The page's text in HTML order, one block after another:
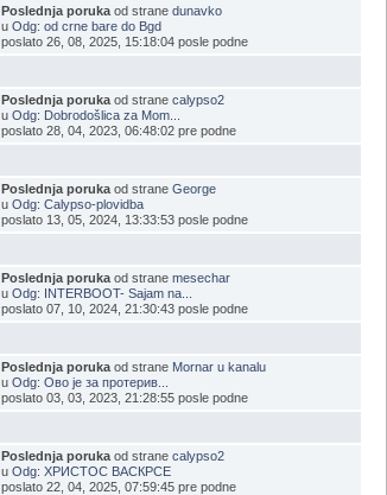
Poslednja poruka od stranedunavko
uOdg: od crne bare do Bgd
poslato 26, 08, 2025, 15:18:04 posle podne
Poslednja poruka od stranecalypso2
uOdg: Dobrodošlica za Mom...
poslato 28, 04, 2023, 06:48:02 pre podne
Poslednja poruka od straneGeorge
uOdg: Calypso-plovidba
poslato 13, 05, 2024, 13:33:53 posle podne
Poslednja poruka od stranemesechar
uOdg: INTERBOOT- Sajam na...
poslato 07, 10, 2024, 21:30:43 posle podne
Poslednja poruka od strane Mornar u kanalu
uOdg: Ово је за протерив...
poslato 03, 03, 2023, 21:28:55 posle podne
Poslednja poruka od stranecalypso2
uOdg: ХРИСТОС ВАСКРСЕ
poslato 22, 04, 2025, 07:59:45 pre podne